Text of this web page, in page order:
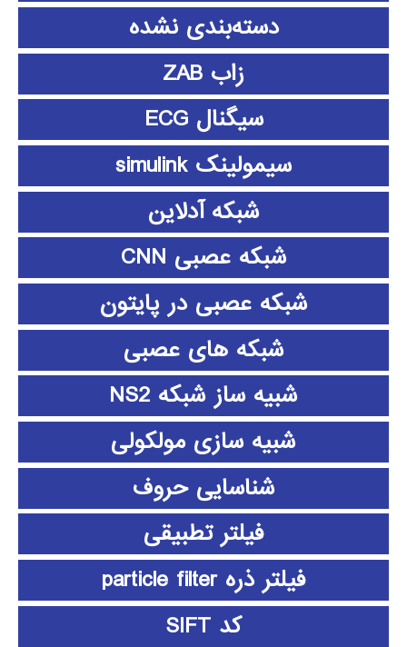
دسته‌بندی نشده
زاب ZAB
سیگنال ECG
سیمولینک simulink
شبکه آدلاین
شبکه عصبی CNN
شبکه عصبی در پایتون
شبکه های عصبی
شبیه ساز شبکه NS2
شبیه سازی مولکولی
شناسایی حروف
فیلتر تطبیقی
فیلتر ذره particle filter
کد SIFT